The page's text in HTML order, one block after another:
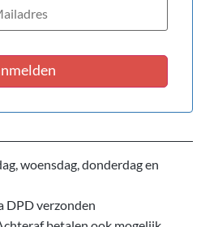
woensdag, donderdag en
DPD verzonden